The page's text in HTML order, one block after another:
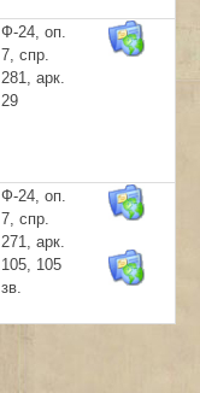
Ф-24, оп.
7, спр.
281, арк.
29
Ф-24, оп.
7, спр.
271, арк.
105, 105
зв.